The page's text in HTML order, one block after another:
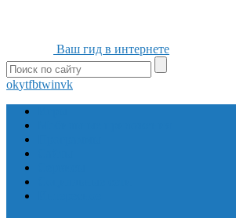
Ваш гид в интернете
okytfbtwinvk